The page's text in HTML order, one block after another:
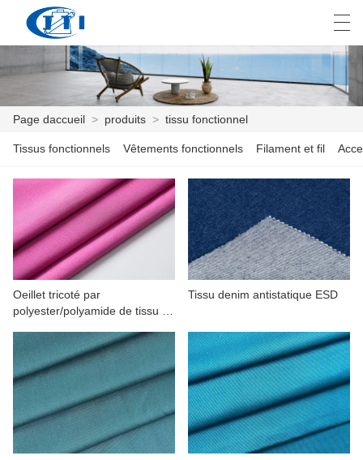
PAGE DACCUEIL
PRODUITS
PERSONNALISATION
À PROPOS DE NOUS
NOUVELLES
CONTACTEZ NOUS
VIDÉOS
العربية česky Deutsch
Page daccueil > produits > tissu fonctionnel
Tissus fonctionnels Vêtements fonctionnels Filament et fil
Oeillet tricoté par
polyester/polyamide de tissu de
nettoyage
Tissu denim antistatique ESD